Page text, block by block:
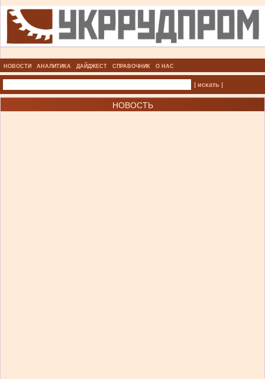
НОВОСТИ АНАЛИТИКА ДАЙДЖЕСТ СПРАВОЧНИК О НАС
| искать |
НОВОСТЬ